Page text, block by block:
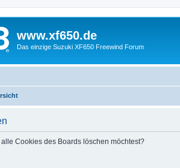
www.xf650.de
Das einzige Suzuki XF650 Freewind Forum
Cookies des Boards löschen möchtest?